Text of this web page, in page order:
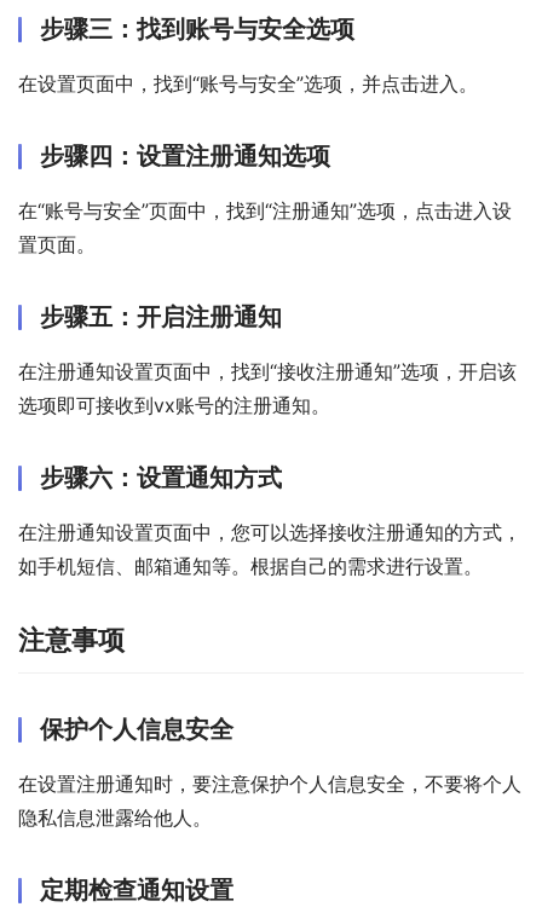
步骤三：找到账号与安全选项
在设置页面中，找到“账号与安全”选项，并点击进入。
步骤四：设置注册通知选项
在“账号与安全”页面中，找到“注册通知”选项，点击进入设
置页面。
步骤五：开启注册通知
在注册通知设置页面中，找到“接收注册通知”选项，开启该
选项即可接收到vx账号的注册通知。
步骤六：设置通知方式
在注册通知设置页面中，您可以选择接收注册通知的方式，
如手机短信、邮箱通知等。根据自己的需求进行设置。
注意事项
保护个人信息安全
在设置注册通知时，要注意保护个人信息安全，不要将个人
隐私信息泄露给他人。
定期检查通知设置